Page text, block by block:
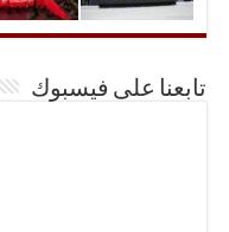
تابعنا على فيسبوك